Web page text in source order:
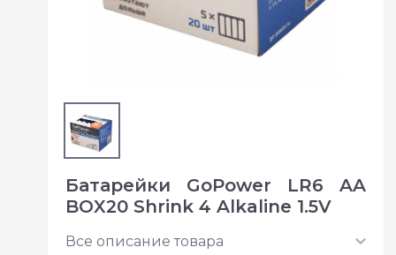
Батарейки GoPower LR6 AA
BOX20 Shrink 4 Alkaline 1.5V
Все описание товара